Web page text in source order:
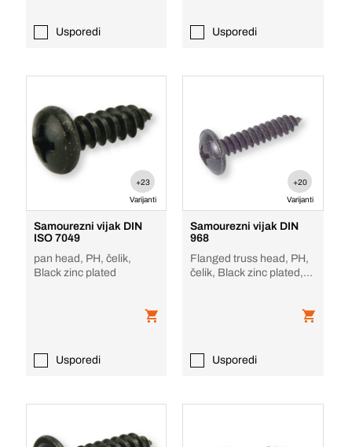
Usporedi Usporedi
+23
Varijanti
Samourezni vijak DIN
ISO 7049
pan head, PH, čelik,
Black zinc plated
Usporedi
+20
Varijanti
Samourezni vijak DIN
968
Flanged truss head, PH,
čelik, Black zinc plated,
Usporedi